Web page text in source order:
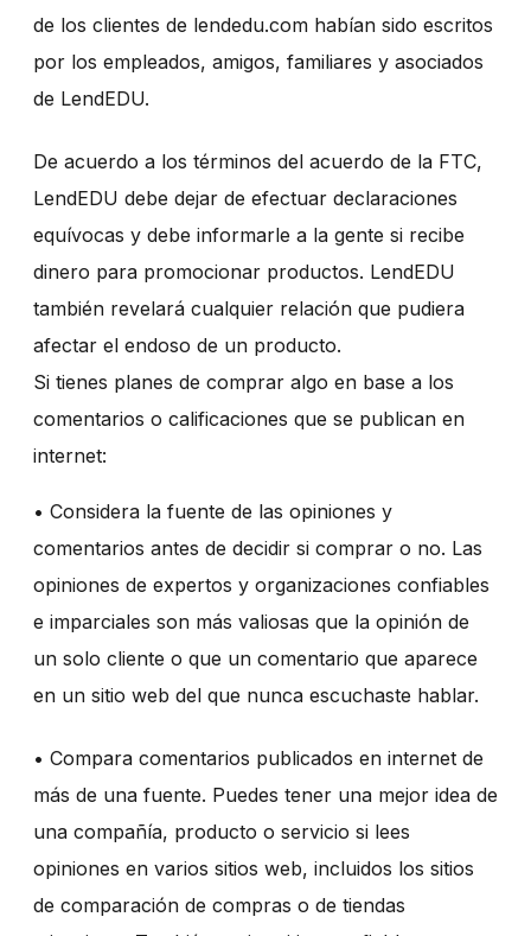
de los clientes de lendedu.com habían sido escritos
por los empleados, amigos, familiares y asociados
de LendEDU.
De acuerdo a los términos del acuerdo de la FTC,
LendEDU debe dejar de efectuar declaraciones
equívocas y debe informarle a la gente si recibe
dinero para promocionar productos. LendEDU
también revelará cualquier relación que pudiera
afectar el endoso de un producto.
Si tienes planes de comprar algo en base a los
comentarios o calificaciones que se publican en
internet:
• Considera la fuente de las opiniones y
comentarios antes de decidir si comprar o no. Las
opiniones de expertos y organizaciones confiables
e imparciales son más valiosas que la opinión de
un solo cliente o que un comentario que aparece
en un sitio web del que nunca escuchaste hablar.
• Compara comentarios publicados en internet de
más de una fuente. Puedes tener una mejor idea de
una compañía, producto o servicio si lees
opiniones en varios sitios web, incluidos los sitios
de comparación de compras o de tiendas